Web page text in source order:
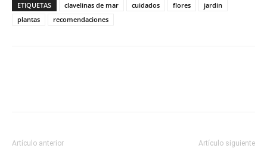
ETIQUETAS clavelinas de mar cuidados flores
jardin
plantas
recomendaciones
Artículo anterior Artículo siguiente